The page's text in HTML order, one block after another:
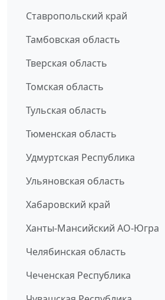
Ставропольский край
Тамбовская область
Тверская область
Томская область
Тульская область
Тюменская область
Удмуртская Республика
Ульяновская область
Хабаровский край
Ханты-Мансийский АО-Югра
Челябинская область
Чеченская Республика